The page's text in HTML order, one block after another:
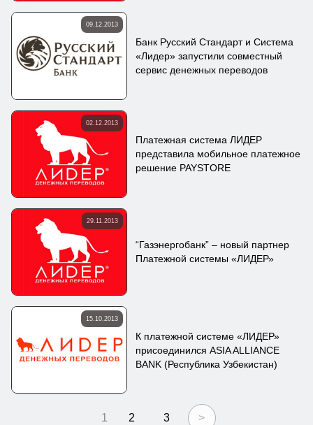
09.12.2013
Банк Русский Стандарт и Система
«Лидер» запустили совместный
сервис денежных переводов
02.12.2013
Платежная система ЛИДЕР
представила мобильное платежное
решение PAYSTORE
29.11.2013
“Газэнергобaнк” – новый партнер
Платежной системы «ЛИДЕР»
15.10.2013
К платежной системе «ЛИДЕР»
присоединился ASIA ALLIANCE
BANK (Республика Узбекистан)
1 2 3 >